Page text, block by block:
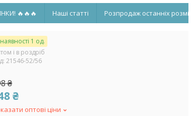
🔥🔥🔥 Наші статті Розпродаж останніх
1 од.
і в роздріб
21546-52/56
₴
₴
оптові ціни